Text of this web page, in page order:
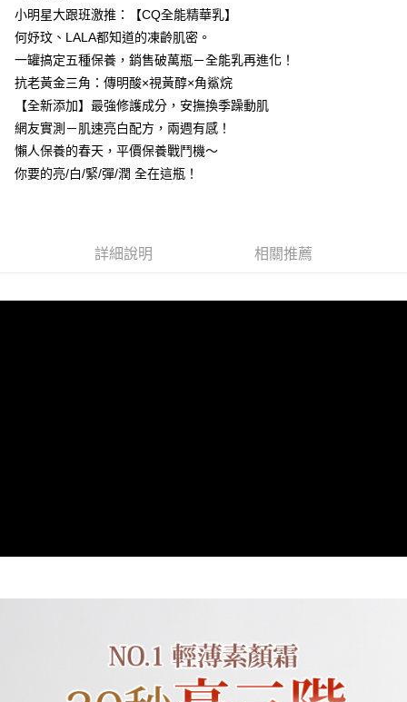
宅配
每筆NT$85，滿NT$599(含以上)免運費
(FedEx)海外配送
小明星大跟班激推：【CQ全能精華乳】
何妤玟、LALA都知道的凍齡肌密。
一罐搞定五種保養，銷售破萬瓶－全能乳再進化！
抗老黃金三角：傳明酸×視黃醇×角鯊烷
【全新添加】最強修護成分，安撫換季躁動肌
網友實測－肌速亮白配方，兩週有感！
懶人保養的春天，平價保養戰鬥機～
你要的亮/白/緊/彈/潤 全在這瓶！
詳細說明 相關推薦